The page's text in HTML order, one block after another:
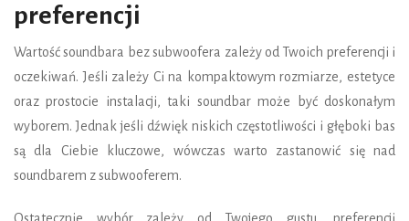
preferencji
Wartość soundbara bez subwoofera zależy od Twoich preferencji i
oczekiwań. Jeśli zależy Ci na kompaktowym rozmiarze, estetyce
oraz prostocie instalacji, taki soundbar może być doskonałym
wyborem. Jednak jeśli dźwięk niskich częstotliwości i głęboki bas
są dla Ciebie kluczowe, wówczas warto zastanowić się nad
soundbarem z subwooferem.
Ostatecznie wybór zależy od Twojego gustu, preferencji